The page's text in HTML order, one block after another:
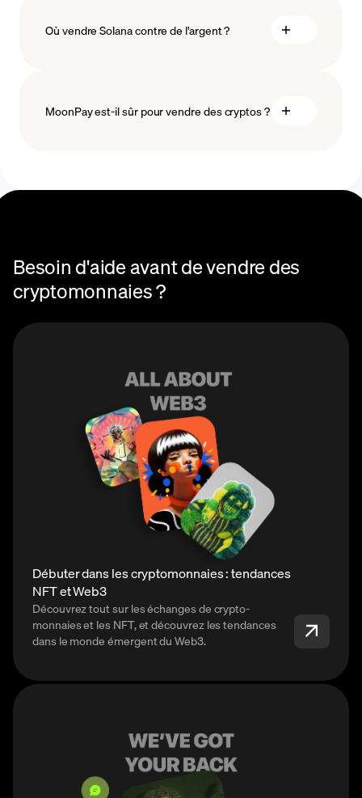
Où vendre Solana contre de l'argent ?
MoonPay est-il sûr pour vendre des cryptos ?
Besoin d'aide avant de vendre des
cryptomonnaies ?
Débuter dans les cryptomonnaies : tendances
NFT et Web3
Découvrez tout sur les échanges de crypto-
monnaies et les NFT, et découvrez les tendances
dans le monde émergent du Web3.